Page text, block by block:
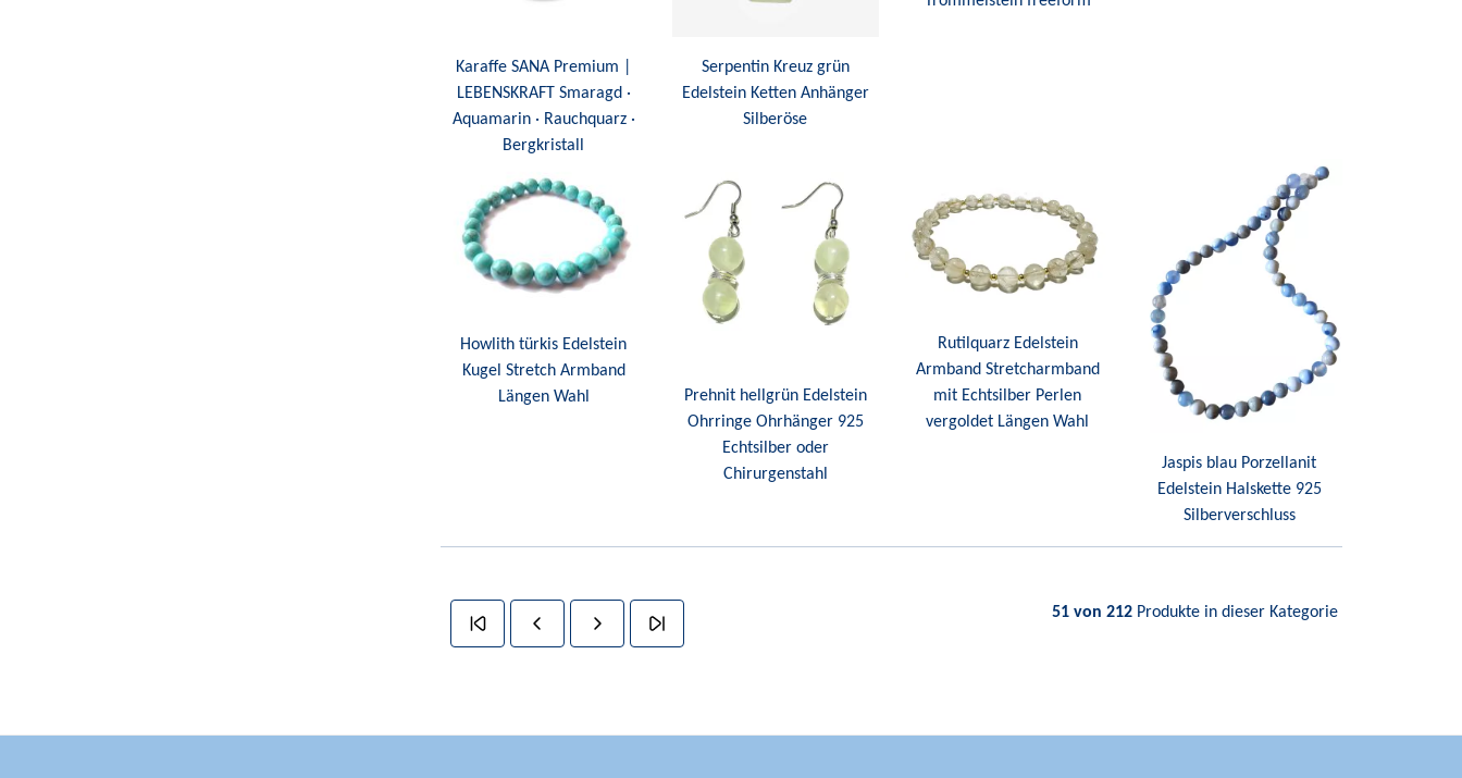
Karaffe SANA Premium |
LEBENSKRAFT Smaragd ·
Aquamarin · Rauchquarz ·
Bergkristall
Serpentin Kreuz grün
Edelstein Ketten Anhänger
Silberöse
Howlith türkis Edelstein
Kugel Stretch Armband
Längen Wahl
Prehnit hellgrün Edelstein
Ohrringe Ohrhänger 925
Echtsilber oder
Chirurgenstahl
Rutilquarz Edelstein
Armband Stretcharmband
mit Echtsilber Perlen
vergoldet Längen Wahl
Jaspis blau Porzellanit
Edelstein Halskette 925
Silberverschluss
51 von 212 Produkte in dieser Kategorie